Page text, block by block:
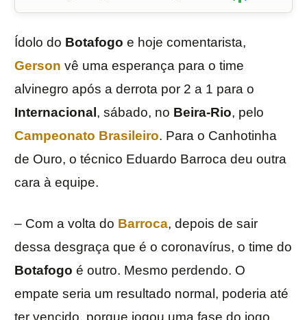
Ídolo do Botafogo e hoje comentarista,
Gerson vê uma esperança para o time
alvinegro após a derrota por 2 a 1 para o
Internacional , sábado, no Beira-Rio, pelo
Campeonato Brasileiro. Para o Canhotinha
de Ouro, o técnico Eduardo Barroca deu outra
cara à equipe.
– Com a volta do Barroca, depois de sair
dessa desgraça que é o coronavírus, o time do
Botafogo é outro. Mesmo perdendo. O
empate seria um resultado normal, poderia até